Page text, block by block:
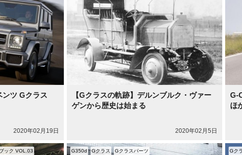
ンツ Gクラス
2020年02月19日
【Gクラスの軌跡】デルンブルク・ヴァー
ゲンから歴史は始まる
2020年02月5日
G-
ほ
ック VOL.03 G350d Gクラス Gクラスパーツ Gク